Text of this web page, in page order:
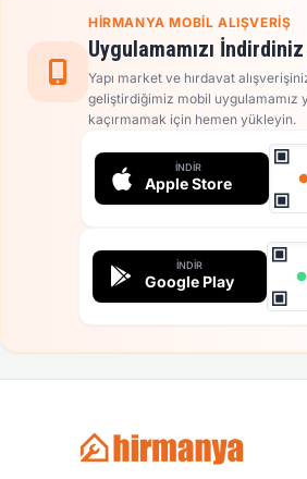
HIRMANYA MOBIL ALIŞVERIŞ
Uygulamamızı
Yapı market ve hırdavat
geliştirdiğimiz mobil uygulamamız
kaçırmamak için hemen yükleyin.
İNDIR
Apple Store
İNDIR
Google Play